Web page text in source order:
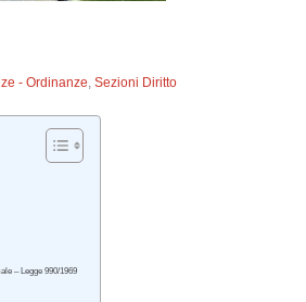
- Ordinanze,Sezioni Diritto
– Legge 990/1969